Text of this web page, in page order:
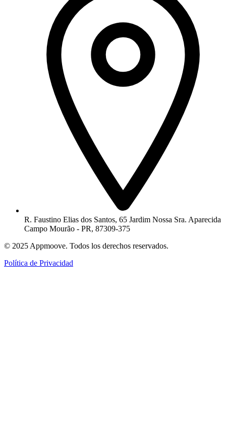
R. Faustino Elias dos Santos, 65 Jardim Nossa Sra. Aparecida
Campo Mourão - PR, 87309-375
© 2025 Appmoove. Todos los derechos reservados.
Política de Privacidad